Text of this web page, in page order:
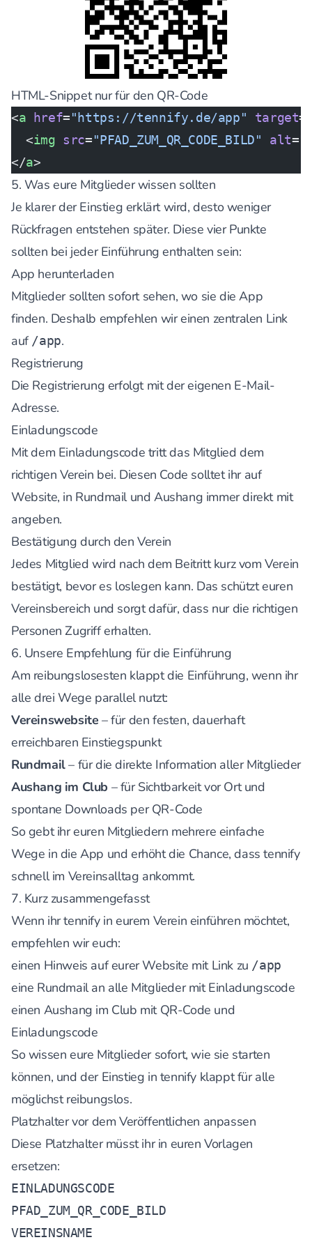
HTML-Snippet nur für den QR-Code
<a href="https://tennify.de/app" target=
  <
img src="PFAD_ZUM_QR_CODE_BILD" alt=
</a>
5. Was eure Mitglieder wissen sollten
Je klarer der Einstieg erklärt wird, desto weniger
Rückfragen entstehen später. Diese vier Punkte
sollten bei jeder Einführung enthalten sein:
App herunterladen
Mitglieder sollten sofort sehen, wo sie die App
finden. Deshalb empfehlen wir einen zentralen Link
auf /app.
Registrierung
Die Registrierung erfolgt mit der eigenen E-Mail-
Adresse.
Einladungscode
Mit dem Einladungscode tritt das Mitglied dem
richtigen Verein bei. Diesen Code solltet ihr auf
Website, in Rundmail und Aushang immer direkt mit
angeben.
Bestätigung durch den Verein
Jedes Mitglied wird nach dem Beitritt kurz vom Verein
bestätigt, bevor es loslegen kann. Das schützt euren
Vereinsbereich und sorgt dafür, dass nur die richtigen
Personen Zugriff erhalten.
6. Unsere Empfehlung für die Einführung
Am reibungslosesten klappt die Einführung, wenn ihr
alle drei Wege parallel nutzt:
Vereinswebsite – für den festen, dauerhaft
erreichbaren Einstiegspunkt
Rundmail– für die direkte Information aller Mitglieder
Aushang im Club – für Sichtbarkeit vor Ort und
spontane Downloads per QR-Code
So gebt ihr euren Mitgliedern mehrere einfache
Wege in die App und erhöht die Chance, dass tennify
schnell im Vereinsalltag ankommt.
7. Kurz zusammengefasst
Wenn ihr tennify in eurem Verein einführen möchtet,
empfehlen wir euch:
einen Hinweis auf eurer Website mit Link zu /app
eine Rundmail an alle Mitglieder mit Einladungscode
einen Aushang im Club mit QR-Code und
Einladungscode
So wissen eure Mitglieder sofort, wie sie starten
können, und der Einstieg in tennify klappt für alle
möglichst reibungslos.
Platzhalter vor dem Veröffentlichen anpassen
Diese Platzhalter müsst ihr in euren Vorlagen
ersetzen:
EINLADUNGSCODE
PFAD_ZUM_QR_CODE_BILD
VEREINSNAME